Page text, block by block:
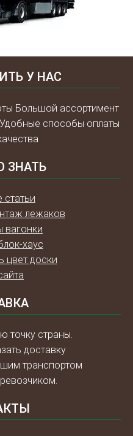
У НАС
Большой ассортимент
способы оплаты
ЗНАТЬ
статьи
лежаков
вагонки
хаус
цвет доски
точку страны.
доставку
транспортом